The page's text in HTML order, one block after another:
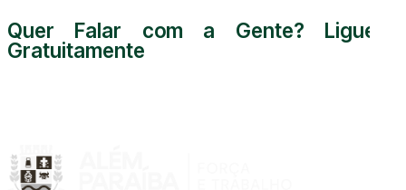
Quer Falar com a Gente? Ligue
Gratuitamente